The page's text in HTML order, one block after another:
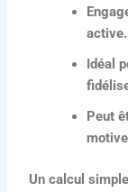
active.
Idéal
Peut
Un calcul